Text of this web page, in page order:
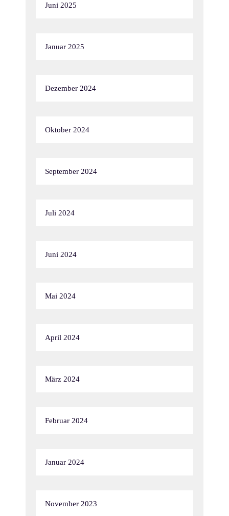
Juni 2025
Januar 2025
Dezember 2024
Oktober 2024
September 2024
Juli 2024
Juni 2024
Mai 2024
April 2024
März 2024
Februar 2024
Januar 2024
November 2023